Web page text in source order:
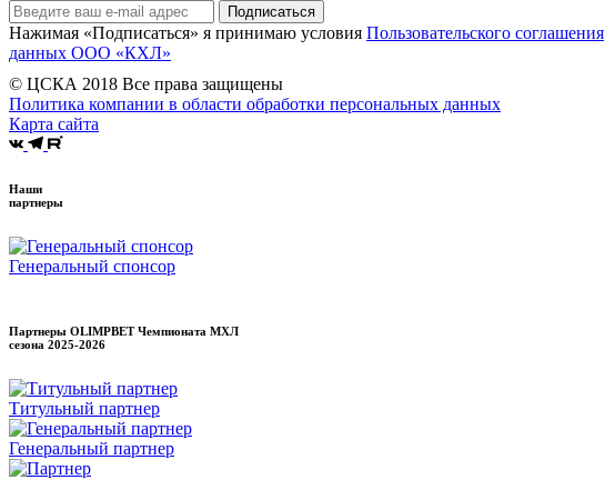
Подписаться
Нажимая «Подписаться» я принимаю условия Пользовательского соглашения
данных ООО «КХЛ»
© ЦСКА 2018 Все права защищены
Политика компании в области обработки персональных данных
Карта сайта
Наши
партнеры
Генеральный спонсор
Партнеры OLIMPBET Чемпионата МХЛ
сезона 2025-2026
Титульный партнер
Генеральный партнер